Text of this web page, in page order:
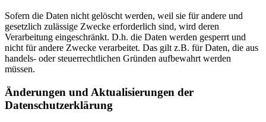
Sofern die Daten nicht gelöscht werden, weil sie für andere und
gesetzlich zulässige Zwecke erforderlich sind, wird deren
Verarbeitung eingeschränkt. D.h. die Daten werden gesperrt und
nicht für andere Zwecke verarbeitet. Das gilt z.B. für Daten, die aus
handels- oder steuerrechtlichen Gründen aufbewahrt werden
müssen.
Änderungen und Aktualisierungen der
Datenschutzerklärung